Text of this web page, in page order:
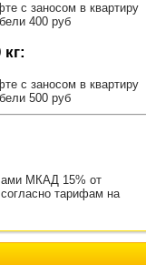
с заносом в квартиру
400 руб
с заносом в квартиру
500 руб
МКАД 15% от
тарифам на